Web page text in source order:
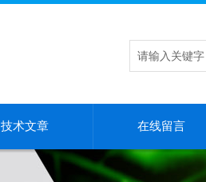
技术文章 在线留言